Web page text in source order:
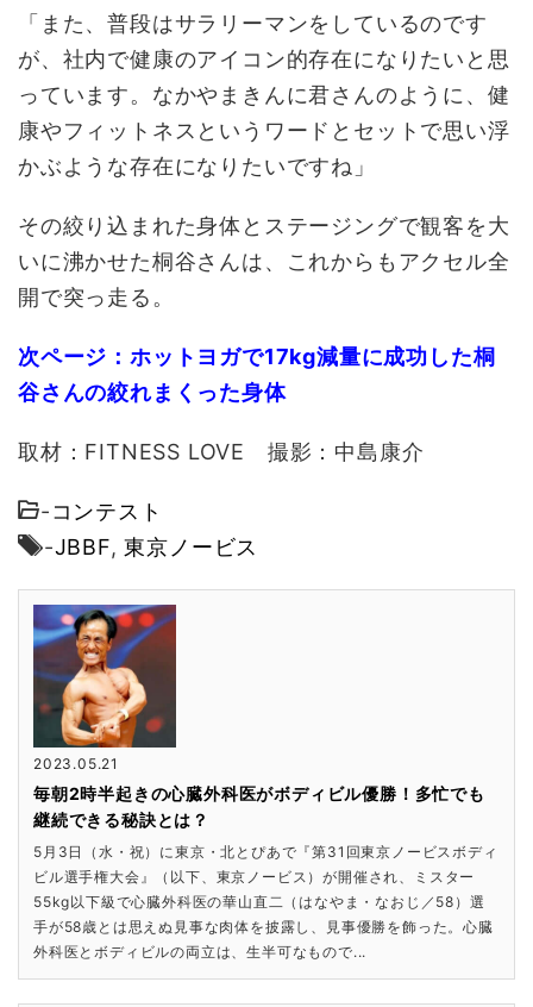
「また、普段はサラリーマンをしているのです
が、社内で健康のアイコン的存在になりたいと思
っています。なかやまきんに君さんのように、健
康やフィットネスというワードとセットで思い浮
かぶような存在になりたいですね」
その絞り込まれた身体とステージングで観客を大
いに沸かせた桐谷さんは、これからもアクセル全
開で突っ走る。
次ページ：ホットヨガで17kg減量に成功した桐
谷さんの絞れまくった身体
取材：FITNESS LOVE 撮影：中島康介
-コンテスト
-JBBF,東京ノービス
2023.05.21
毎朝2時半起きの心臓外科医がボディビル優勝！多忙でも
継続できる秘訣とは？
5月3日（水・祝）に東京・北とぴあで『第31回東京ノービスボディ
ビル選手権大会』（以下、東京ノービス）が開催され、ミスター
55kg以下級で心臓外科医の華山直二（はなやま・なおじ／58）選
手が58歳とは思えぬ見事な肉体を披露し、見事優勝を飾った。心臓
外科医とボディビルの両立は、生半可なもので...